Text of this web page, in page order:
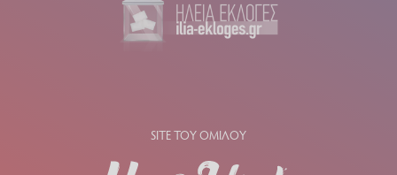
SITE ΤΟΥ ΟΜΙΛΟΥ